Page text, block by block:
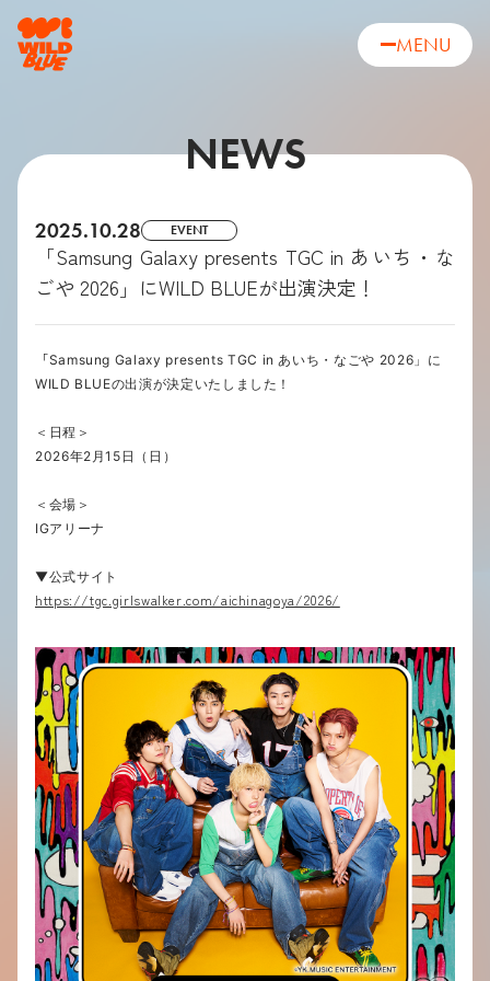
MENU
NEWS
2025.10.28 EVENT
「Samsung Galaxy presents TGC in あいち・な
ごや 2026」にWILD BLUEが出演決定！
「Samsung Galaxy presents TGC inあいち・なごや 2026 」に
WILD BLUEの出演が決定いたしました！
＜日程＞
2026年2月15日（日）
＜会場＞
IGアリーナ
▼公式サイト
https://tgc.girlswalker.com/aichinagoya/2026/